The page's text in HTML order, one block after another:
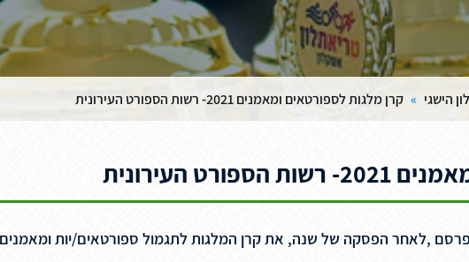
הישגי » קרן מלגות לספורטאים ומאמנים 2021- רשות הספורט העירונית
העירונית
,לאחר הפסקה של שנה, את קרן המלגות לתגמול ספורטאים/יות ומאמנים/